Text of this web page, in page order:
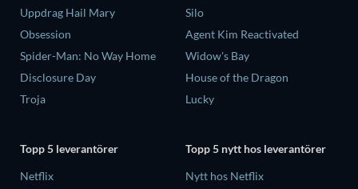
Uppdrag Hail Mary
Obsession
Spider-Man: No Way Home
Disclosure Day
Troja
Silo
Agent Kim Reactivated
Widow's Bay
House of the Dragon
Lucky
Topp 5 leverantörer
Netflix
Topp 5 nytt hos leverantörer
Nytt hos Netflix